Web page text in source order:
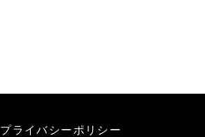
プライバシーポリシー